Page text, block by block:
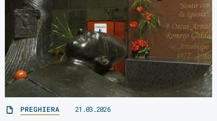
PREGHIERA 21.03.2026